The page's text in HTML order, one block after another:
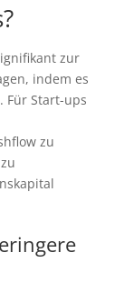
zur
indem es
Für Start-ups
zu